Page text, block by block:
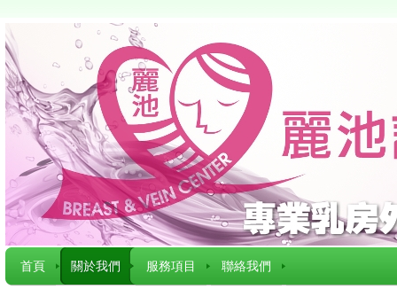
首頁 關於我們 服務項目 聯絡我們